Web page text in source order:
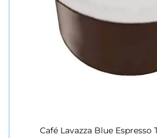
Café Lavazza Blue Espresso